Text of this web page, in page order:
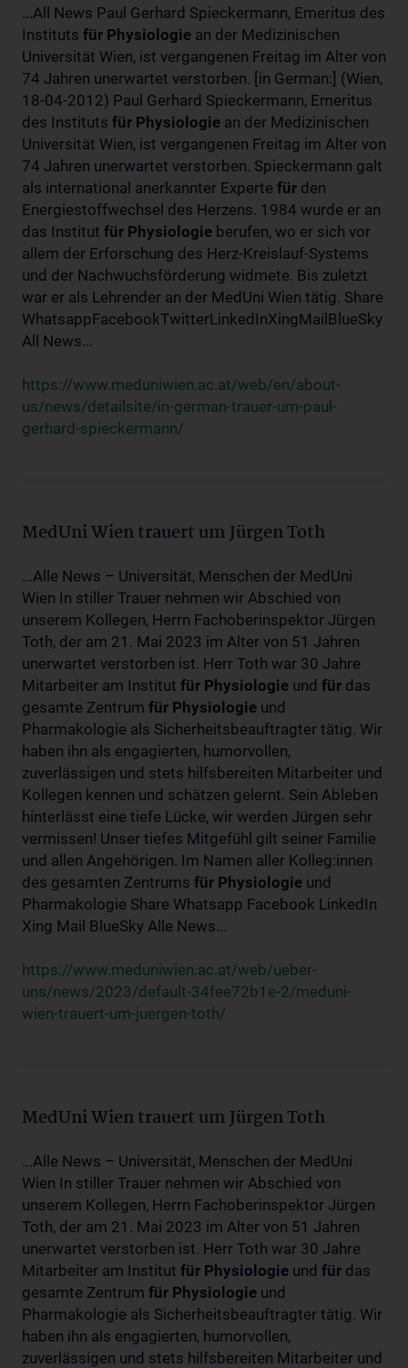
...All News Paul Gerhard Spieckermann, Emeritus des
Instituts für Physiologie an der Medizinischen
Universität Wien, ist vergangenen Freitag im Alter von
74 Jahren unerwartet verstorben. [in German:] (Wien,
18-04-2012) Paul Gerhard Spieckermann, Emeritus
des Instituts für Physiologie an der Medizinischen
Universität Wien, ist vergangenen Freitag im Alter von
74 Jahren unerwartet verstorben. Spieckermann galt
als international anerkannter Experte für den
Energiestoffwechsel des Herzens. 1984 wurde er an
das Institut für Physiologie berufen, wo er sich vor
allem der Erforschung des Herz-Kreislauf-Systems
und der Nachwuchsförderung widmete. Bis zuletzt
war er als Lehrender an der MedUni Wien tätig. Share
WhatsappFacebookTwitterLinkedInXingMailBlueSky
All News...
https://www.meduniwien.ac.at/web/en/about-
us/news/detailsite/in-german-trauer-um-paul-
gerhard-spieckermann/
MedUni Wien trauert um Jürgen Toth
...Alle News – Universität, Menschen der MedUni
Wien In stiller Trauer nehmen wir Abschied von
unserem Kollegen, Herrn Fachoberinspektor Jürgen
Toth, der am 21. Mai 2023 im Alter von 51 Jahren
unerwartet verstorben ist. Herr Toth war 30 Jahre
Mitarbeiter am Institut für Physiologie und für das
gesamte Zentrum für Physiologie und
Pharmakologie als Sicherheitsbeauftragter tätig. Wir
haben ihn als engagierten, humorvollen,
zuverlässigen und stets hilfsbereiten Mitarbeiter und
Kollegen kennen und schätzen gelernt. Sein Ableben
hinterlässt eine tiefe Lücke, wir werden Jürgen sehr
vermissen! Unser tiefes Mitgefühl gilt seiner Familie
und allen Angehörigen. Im Namen aller Kolleg:innen
des gesamten Zentrums für Physiologie und
Pharmakologie Share Whatsapp Facebook LinkedIn
Xing Mail BlueSky Alle News...
https://www.meduniwien.ac.at/web/ueber-
uns/news/2023/default-34fee72b1e-2/meduni-
wien-trauert-um-juergen-toth/
MedUni Wien trauert um Jürgen Toth
...Alle News – Universität, Menschen der MedUni
Wien In stiller Trauer nehmen wir Abschied von
unserem Kollegen, Herrn Fachoberinspektor Jürgen
Toth, der am 21. Mai 2023 im Alter von 51 Jahren
unerwartet verstorben ist. Herr Toth war 30 Jahre
Mitarbeiter am Institut für Physiologie und für das
gesamte Zentrum für Physiologie und
Pharmakologie als Sicherheitsbeauftragter tätig. Wir
haben ihn als engagierten, humorvollen,
zuverlässigen und stets hilfsbereiten Mitarbeiter und